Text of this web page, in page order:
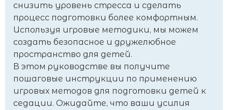
снизить уровень стресса и сделать
процесс подготовки более комфортным.
Используя игровые методики, мы можем
создать безопасное и дружелюбное
пространство для детей.
В этом руководстве вы получите
пошаговые инструкции по применению
игровых методов для подготовки детей к
седации. Ожидайте, что ваши усилия